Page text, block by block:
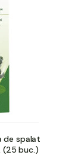
de spalat
(25 buc.)